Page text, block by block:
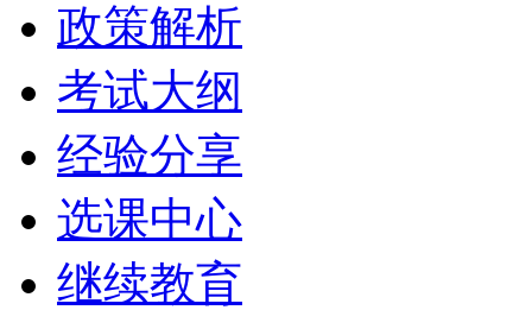
政策解析
考试大纲
经验分享
选课中心
继续教育